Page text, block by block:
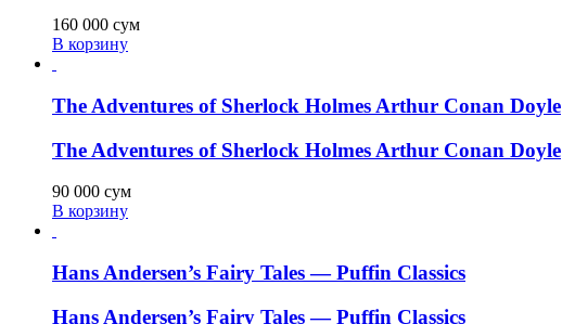
160 000 сум
В корзину
The Adventures of Sherlock Holmes Arthur Conan Doyle
The Adventures of Sherlock Holmes Arthur Conan Doyle
90 000 сум
В корзину
Hans Andersen’s Fairy Tales — Puffin Classics
Hans Andersen’s Fairy Tales — Puffin Classics